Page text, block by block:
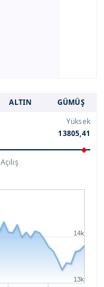
ALTIN GÜMÜŞ
Yüksek
13805,41
Açılış
13k
14k